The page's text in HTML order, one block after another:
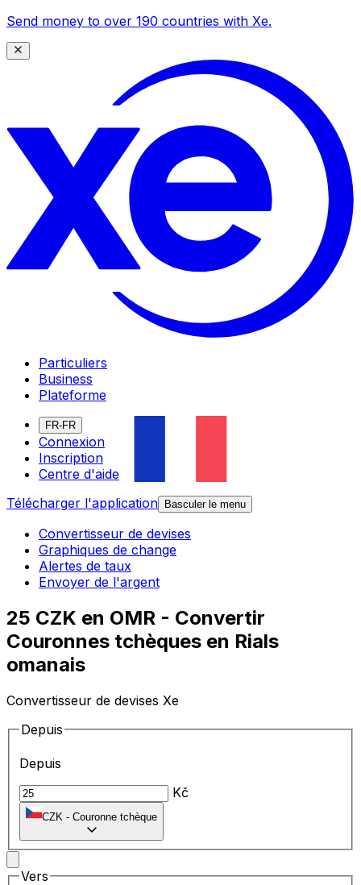
Send money to over 190 countries with Xe.
Particuliers
Business
Plateforme
FR-FR
Connexion
Inscription
Centre d'aide
Télécharger l'application
Basculer le menu
Convertisseur de devises
Graphiques de change
Alertes de taux
Envoyer de l'argent
25 CZK en OMR - Convertir
Couronnes tchèques en Rials
omanais
Convertisseur de devises Xe
Depuis
Depuis
Kč
CZK - Couronne tchèque
Vers